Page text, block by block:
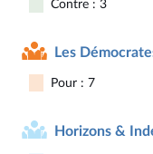
Contre : 3
Les
Pour : 7
Horizons &